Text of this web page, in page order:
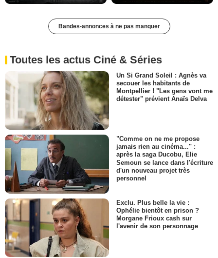
Bandes-annonces à ne pas manquer
Toutes les actus Ciné & Séries
Un Si Grand Soleil : Agnès va
secouer les habitants de
Montpellier ! "Les gens vont me
détester" prévient Anaïs Delva
"Comme on ne me propose
jamais rien au cinéma..." :
après la saga Ducobu, Elie
Semoun se lance dans l'écriture
d'un nouveau projet très
personnel
Exclu. Plus belle la vie :
Ophélie bientôt en prison ?
Morgane Frioux cash sur
l'avenir de son personnage